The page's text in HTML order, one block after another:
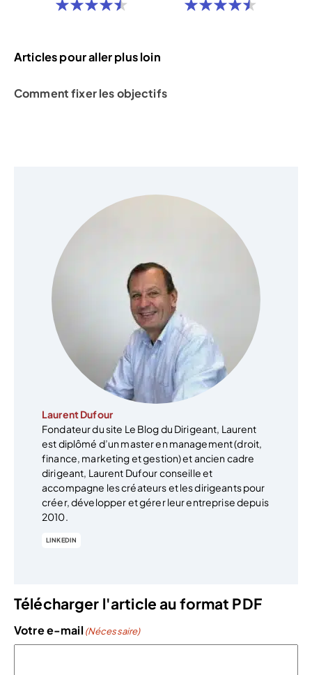
Articles pour aller plus loin
Comment fixer les objectifs
Laurent Dufour
Fondateur du site Le Blog du Dirigeant, Laurent
est diplômé d’un master en management (droit,
finance, marketing et gestion) et ancien cadre
dirigeant, Laurent Dufour conseille et
accompagne les créateurs et les dirigeants pour
créer, développer et gérer leur entreprise depuis
2010.
LINKEDIN
Télécharger l'article au format PDF
Votre e-mail (Nécessaire)